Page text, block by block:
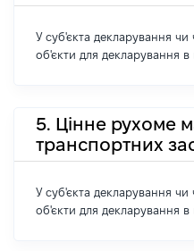
У суб'єкта декларування чи
об'єкти для декларування в
5. Цінне рухоме
транспортних
У суб'єкта декларування чи
об'єкти для декларування в